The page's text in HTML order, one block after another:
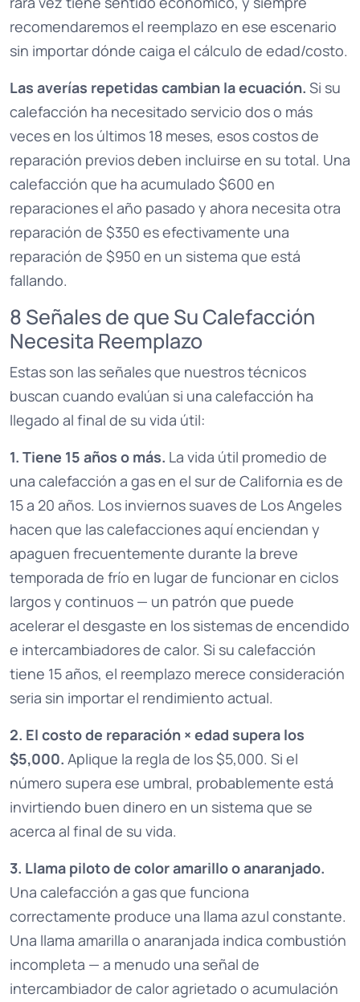
recomendaremos el reemplazo en ese escenario
sin importar dónde caiga el cálculo de edad/costo.
Las averías repetidas cambian la ecuación. Si su
calefacción ha necesitado servicio dos o más
veces en los últimos 18 meses, esos costos de
reparación previos deben incluirse en su total. Una
calefacción que ha acumulado $600 en
reparaciones el año pasado y ahora necesita otra
reparación de $350 es efectivamente una
reparación de $950 en un sistema que está
fallando.
8 Señales de que Su Calefacción
Necesita Reemplazo
Estas son las señales que nuestros técnicos
buscan cuando evalúan si una calefacción ha
llegado al final de su vida útil:
1. Tiene 15 años o más. La vida útil promedio de
una calefacción a gas en el sur de California es de
15 a 20 años. Los inviernos suaves de Los Angeles
hacen que las calefacciones aquí enciendan y
apaguen frecuentemente durante la breve
temporada de frío en lugar de funcionar en ciclos
largos y continuos — un patrón que puede
acelerar el desgaste en los sistemas de encendido
e intercambiadores de calor. Si su calefacción
tiene 15 años, el reemplazo merece consideración
seria sin importar el rendimiento actual.
2. El costo de reparación × edad supera los
$5,000. Aplique la regla de los $5,000. Si el
número supera ese umbral, probablemente está
invirtiendo buen dinero en un sistema que se
acerca al final de su vida.
3. Llama piloto de color amarillo o anaranjado.
Una calefacción a gas que funciona
correctamente produce una llama azul constante.
Una llama amarilla o anaranjada indica combustión
incompleta — a menudo una señal de
intercambiador de calor agrietado o acumulación